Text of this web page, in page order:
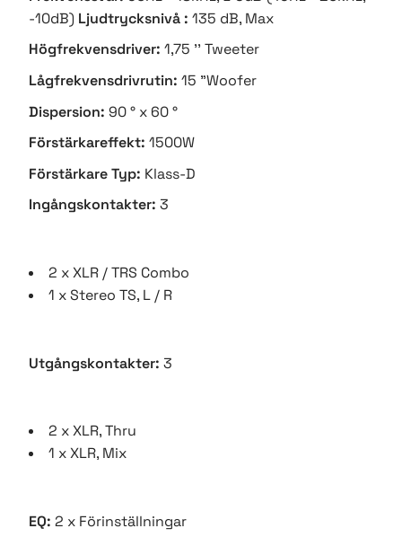
-10dB) Ljudtrycksnivå : 135 dB, Max
Högfrekvensdriver: 1,75 '' Tweeter
Lågfrekvensdrivrutin: 15 "Woofer
Dispersion: 90 ° x 60 °
Förstärkareffekt: 1500W
Förstärkare Typ: Klass-D
Ingångskontakter: 3
2 x XLR / TRS Combo
1 x Stereo TS, L / R
Utgångskontakter: 3
2 x XLR, Thru
1 x XLR, Mix
EQ: 2 x Förinställningar